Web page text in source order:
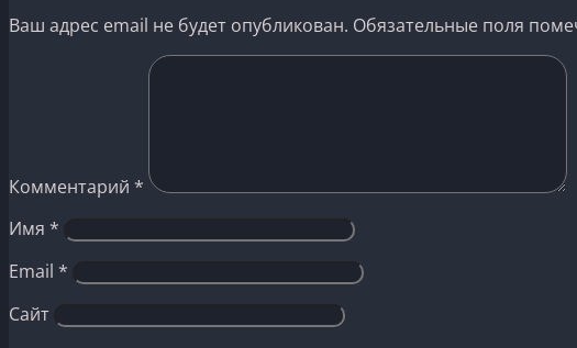
Ваш адрес email не будет опубликован. Обязательные поля
Комментарий *
Имя *
Email *
Сайт